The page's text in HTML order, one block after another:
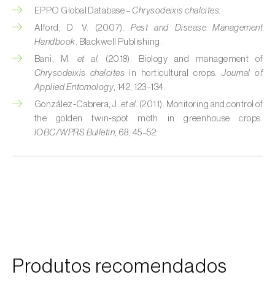
titanus e Empoasca spp.)
Cobrilha-da-cortiça (Coroebus undatus
Cochonilha-algodão-da-vinha (Planococcus
ficus
)
Cochonilha-da-amoreira ( Pseudaulacaspis
pentagona)
Cochonilha-dos-citrinos (Planococcus citri
EPPO Global Database –Chrysodeixis chalcites.
Alford, D. V. (2007).Pest and Disease Management
Handbook . Blackwell Publishing.
Bani, M. et al.
(2018). Biology and management of
Chrysodeixis chalcites in horticultural crops.Journal of
Applied Entomology , 142, 123–134.
González‑Cabrera, J. et al. (2011). Monitoring and control of
the golden twin‑spot moth in greenhouse crops.
IOBC/WPRS Bulletin , 68, 45–52.
Produtos recomendados